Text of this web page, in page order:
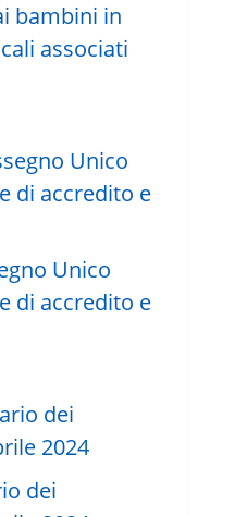
bambini in
associati
Unico
di accredito e
dei